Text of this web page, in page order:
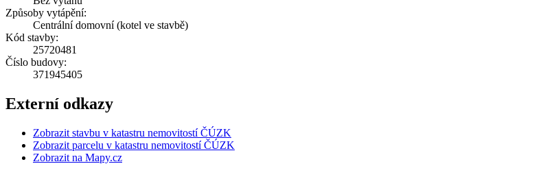
Způsoby vytápění:
Centrální domovní (kotel ve stavbě)
Kód stavby:
25720481
Číslo budovy:
371945405
Externí odkazy
Zobrazit stavbu v katastru nemovitostí ČÚZK
Zobrazit parcelu v katastru nemovitostí ČÚZK
Zobrazit na Mapy.cz